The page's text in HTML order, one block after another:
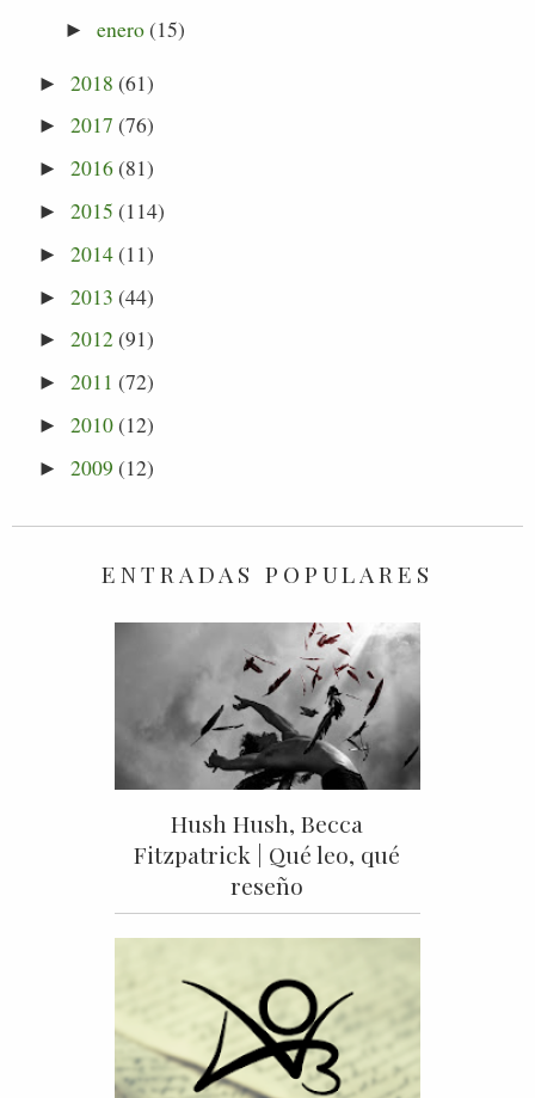
► enero(15)
►2018 (61)
►2017 (76)
►2016(81)
►2015 (114)
►2014(11)
►2013 (44)
►2012(91)
►2011 (72)
►2010(12)
►2009 (12)
ENTRADAS POPULARES
Hush Hush, Becca
Fitzpatrick | Qué leo, qué
reseño